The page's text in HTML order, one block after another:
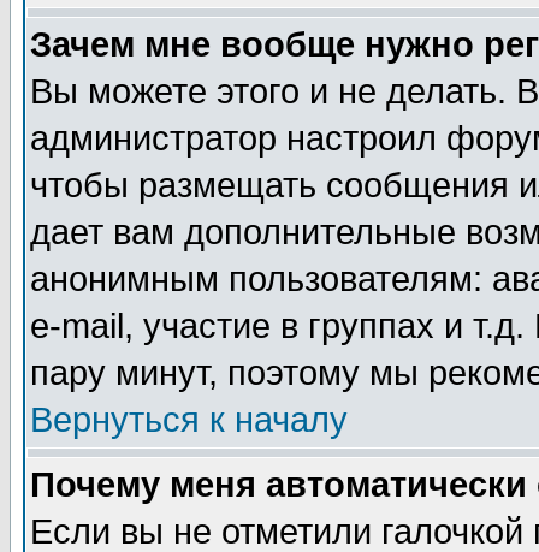
Зачем мне вообще нужно
Вы можете этого и не делать.
администратор настроил
чтобы размещать сообщения
дает вам дополнительные
анонимным пользователям:
e-mail, участие в группах и
пару минут, поэтому мы
Вернуться к началу
Почему меня автоматически
Если вы не отметили галочкой